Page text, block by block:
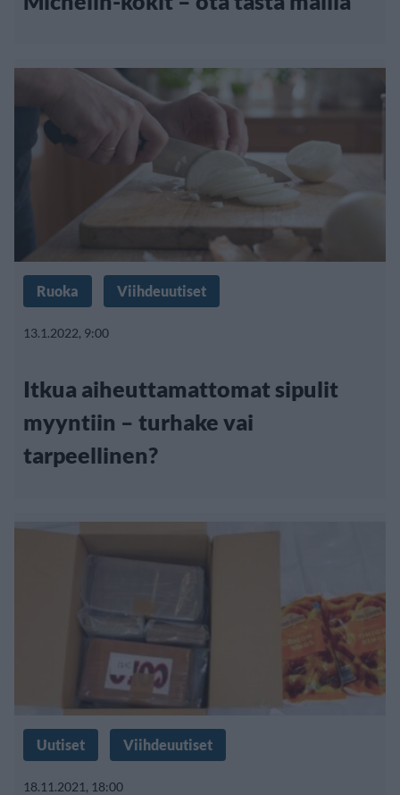
Ruoka Viihdeuutiset
13.1.2022, 9:00
Itkua aiheuttamattomat sipulit
myyntiin – turhake vai
tarpeellinen?
Uutiset Viihdeuutiset
18.11.2021, 18:00